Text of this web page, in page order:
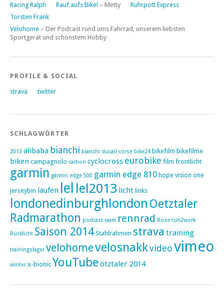
Racing Ralph
Rauf aufs Bike! – Metty
Ruhrpott Express
Torsten Frank
Velohome – Der Podcast rund ums Fahrrad, unserem liebsten
Sportgerät und schönstem Hobby
PROFILE & SOCIAL
strava twitter
SCHLAGWÖRTER
2013 alibaba bianchi bianchi ducati corse bike24 bikefilm bikefilme
biken campagnolo carbon cyclocross eurobike film frontlicht
garmin garmin edge 500 garmin edge 810 hope vision one
jerseybin laufen lel lel2013 licht links
londonedinburghlondon Oetztaler
Radmarathon podcast raam rennrad Rose run2work
Rücklicht Saison 2014 Stahlrahmen strava training
trainingslager velohomevelosnakkvideovimeo
winter x-bionic YouTubeötztaler 2014